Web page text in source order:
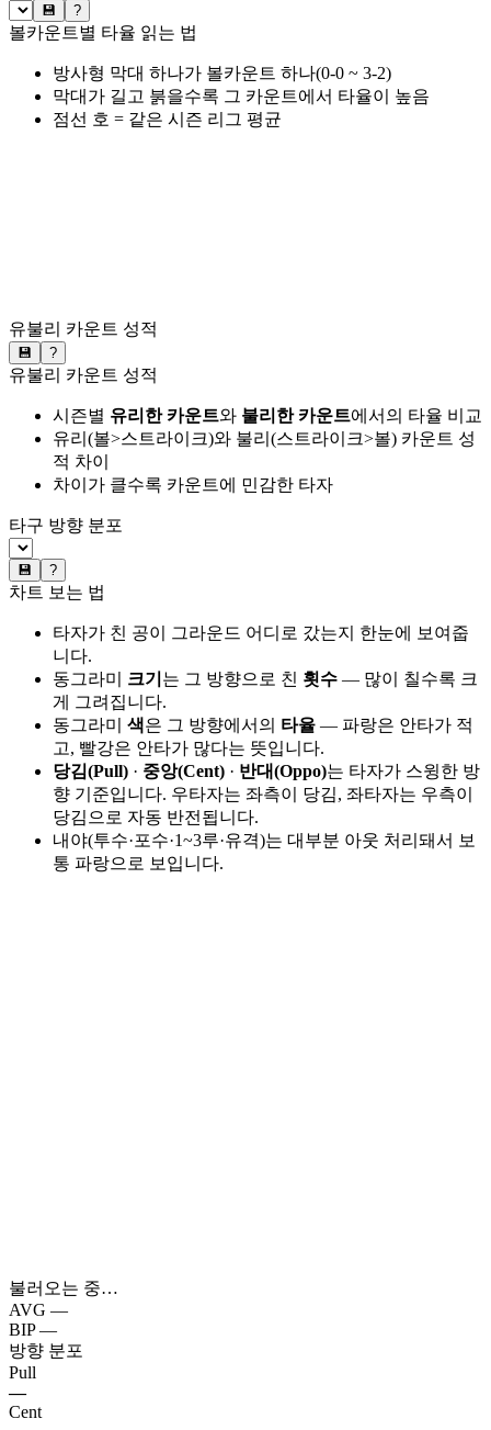
💾 ?
볼카운트별 타율 읽는 법
방사형 막대 하나가 볼카운트 하나(0-0 ~ 3-2)
막대가 길고 붉을수록 그 카운트에서 타율이 높음
점선 호 = 같은 시즌 리그 평균
유불리 카운트 성적
💾 ?
유불리 카운트 성적
시즌별 유리한 카운트와 불리한 카운트에서의 타율 비교
유리(볼>스트라이크)와 불리(스트라이크>볼) 카운트 성
적 차이
차이가 클수록 카운트에 민감한 타자
타구 방향 분포
💾 ?
차트 보는 법
타자가 친 공이 그라운드 어디로 갔는지 한눈에 보여줍
니다.
동그라미 크기 는 그 방향으로 친 횟수 — 많이 칠수록 크
게 그려집니다.
동그라미 색은 그 방향에서의 타율 — 파랑은 안타가 적
고, 빨강은 안타가 많다는 뜻입니다.
당김(Pull) · 중앙(Cent) · 반대(Oppo)는 타자가 스윙한 방
향 기준입니다. 우타자는 좌측이 당김, 좌타자는 우측이
당김으로 자동 반전됩니다.
내야(투수·포수·1~3루·유격)는 대부분 아웃 처리돼서 보
통 파랑으로 보입니다.
불러오는 중…
AVG —
BIP —
방향 분포
Pull
—
Cent